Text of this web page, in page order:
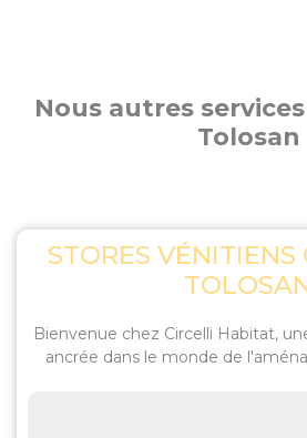
Nous autres
Tolosan
STORES VÉNITIENS
Bienvenue chez Circelli Habitat,
ancrée dans le monde de